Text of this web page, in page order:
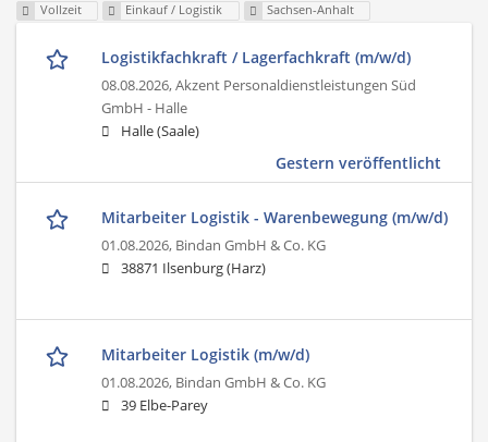
Vollzeit Einkauf / Logistik Sachsen-Anhalt
Logistikfachkraft / Lagerfachkraft (m/w/d)
08.08.2026,Akzent Personaldienstleistungen Süd
GmbH - Halle
Halle (Saale)
Gestern veröffentlicht
Mitarbeiter Logistik - Warenbewegung (m/w/d)
01.08.2026, Bindan GmbH & Co. KG
38871 Ilsenburg (Harz)
Mitarbeiter Logistik (m/w/d)
01.08.2026, Bindan GmbH & Co. KG
39 Elbe-Parey